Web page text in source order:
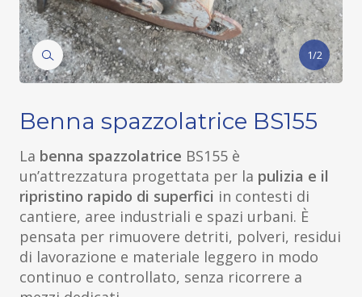
1/2
Benna spazzolatrice BS155
La benna spazzolatrice BS155 è
un’attrezzatura progettata per la pulizia e il
ripristino rapido di superfici in contesti di
cantiere, aree industriali e spazi urbani. È
pensata per rimuovere detriti, polveri, residui
di lavorazione e materiale leggero in modo
continuo e controllato, senza ricorrere a